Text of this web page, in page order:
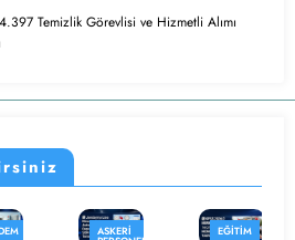
Temizlik Görevlisi ve Hizmetli Alımı
ASKERI
EĞITIM
GÜNDEM